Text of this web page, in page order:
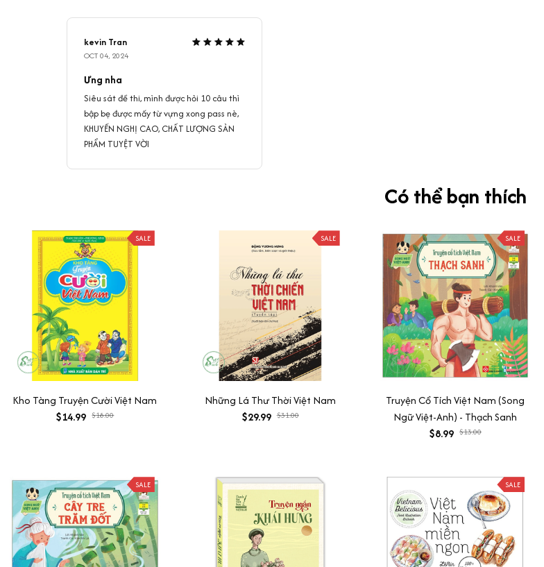
kevin Tran
OCT 04, 2024
Ưng nha
Siêu sát đề thi, mình được hỏi 10 câu thì
bập bẹ được mấy từ vựng xong pass nè,
KHUYẾN NGHỊ CAO, CHẤT LƯỢNG SẢN
PHẨM TUYỆT VỜI
Có thể bạn thích
SALE
Kho Tàng Truyện Cười Việt Nam
$14.99 $18.00
SALE
Những Lá Thư Thời Việt Nam
$29.99 $31.00
SALE
Truyện Cổ Tích Việt Nam (Song
Ngữ Việt-Anh) - Thạch Sanh
$8.99 $13.00
SALE SALE